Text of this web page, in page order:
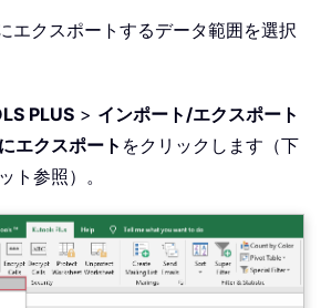
エクスポートするデータ範囲を選択
PLUS > インポート/エクスポート
エクスポート をクリックします（下
ト参照）。